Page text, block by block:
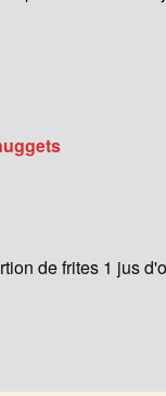
de frites 1 jus